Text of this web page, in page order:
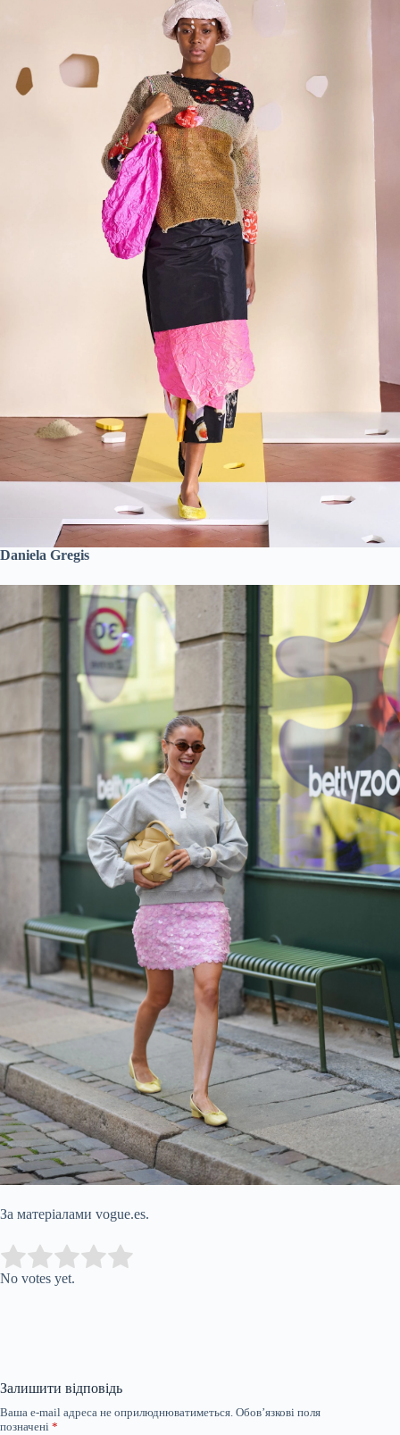
Daniela Gregis
За матеріалами vogue.es.
Rate this item:
No votes yet.
Залишити відповідь
Ваша e-mail адреса не оприлюднюватиметься. Обов’язкові поля
позначені *